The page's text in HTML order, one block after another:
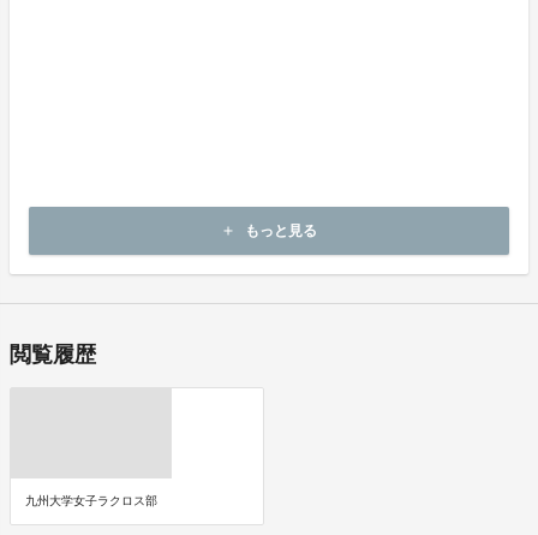
本プロジェクトは実行確約型です。
add もっと見る
閲覧履歴
九州大学女子ラクロス部